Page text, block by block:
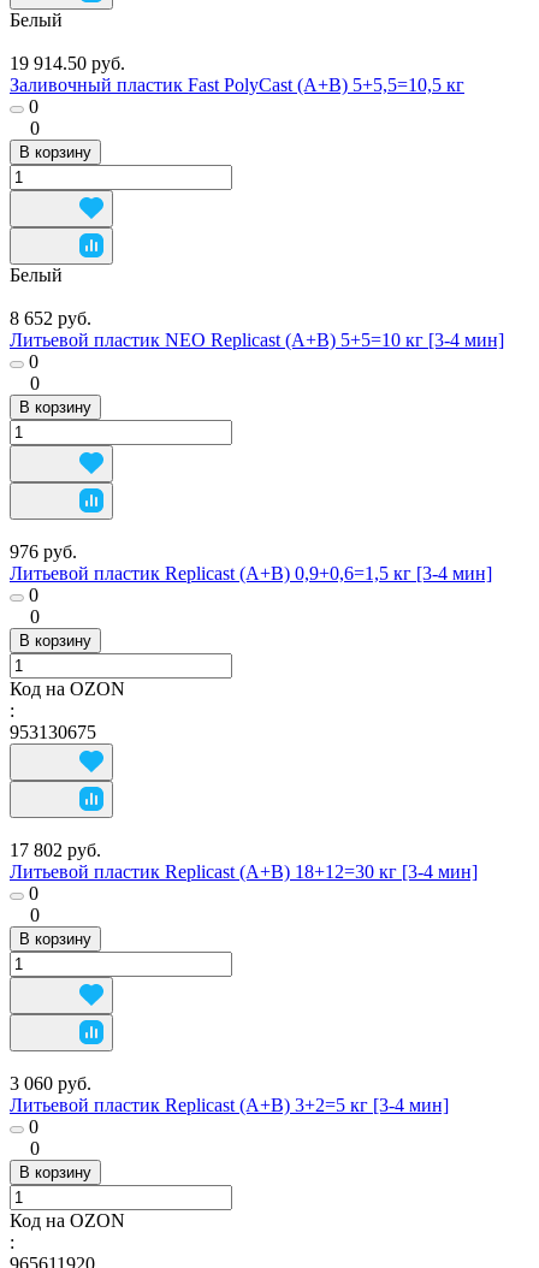
Белый
19 914.50 руб.
Заливочный пластик Fast PolyCast (A+B) 5+5,5=10,5 кг
0
0
В корзину
Белый
8 652 руб.
Литьевой пластик NEO Replicast (А+В) 5+5=10 кг [3-4 мин]
0
0
В корзину
976 руб.
Литьевой пластик Replicast (А+В) 0,9+0,6=1,5 кг [3-4 мин]
0
0
В корзину
Код на OZON
:
953130675
17 802 руб.
Литьевой пластик Replicast (А+В) 18+12=30 кг [3-4 мин]
0
0
В корзину
3 060 руб.
Литьевой пластик Replicast (А+В) 3+2=5 кг [3-4 мин]
0
0
В корзину
Код на OZON
:
965611920